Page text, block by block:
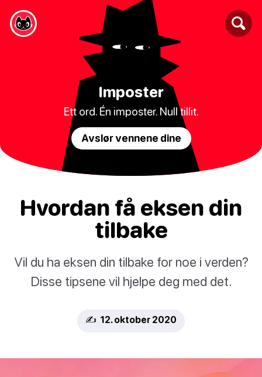
Imposter
Ett ord. Én imposter. Null tillit.
Avslør vennene dine
Hvordan få eksen din
tilbake
Vil du ha eksen din tilbake for noe i verden?
Disse tipsene vil hjelpe deg med det.
✍️ 12. oktober 2020